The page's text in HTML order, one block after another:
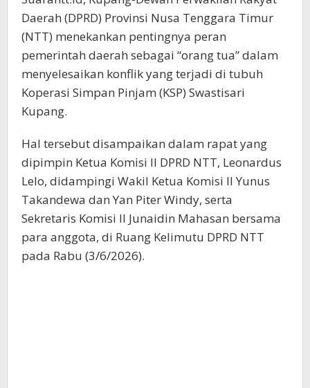
Daerah (DPRD) Provinsi Nusa Tenggara Timur
(NTT) menekankan pentingnya peran
pemerintah daerah sebagai “orang tua” dalam
menyelesaikan konflik yang terjadi di tubuh
Koperasi Simpan Pinjam (KSP) Swastisari
Kupang.
Hal tersebut disampaikan dalam rapat yang
dipimpin Ketua Komisi II DPRD NTT, Leonardus
Lelo, didampingi Wakil Ketua Komisi II Yunus
Takandewa dan Yan Piter Windy, serta
Sekretaris Komisi II Junaidin Mahasan bersama
para anggota, di Ruang Kelimutu DPRD NTT
pada Rabu (3/6/2026).